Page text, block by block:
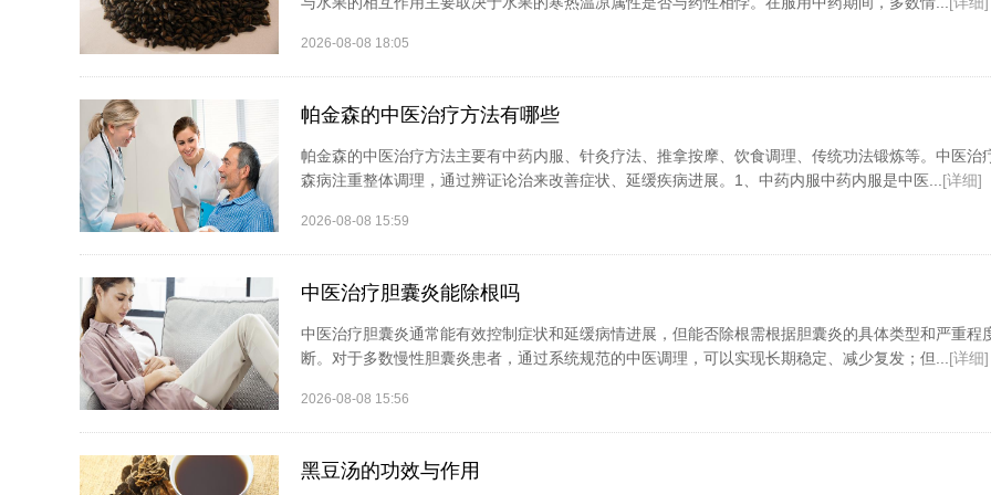
2026-08-08 18:05
帕金森的中医治疗方法有哪些
帕金森的中医治疗方法主要有中药内服、针灸疗法、推拿按摩、饮食调理、传统功法锻炼等。中医治
森病注重整体调理，通过辨证论治来改善症状、延缓疾病进展。1、中药内服中药内服是中医... [详细]
2026-08-08 15:59
中医治疗胆囊炎能除根吗
中医治疗胆囊炎通常能有效控制症状和延缓病情进展，但能否除根需根据胆囊炎的具体类型和严重程
断。对于多数慢性胆囊炎患者，通过系统规范的中医调理，可以实现长期稳定、减少复发；但... [详细]
2026-08-08 15:56
黑豆汤的功效与作用